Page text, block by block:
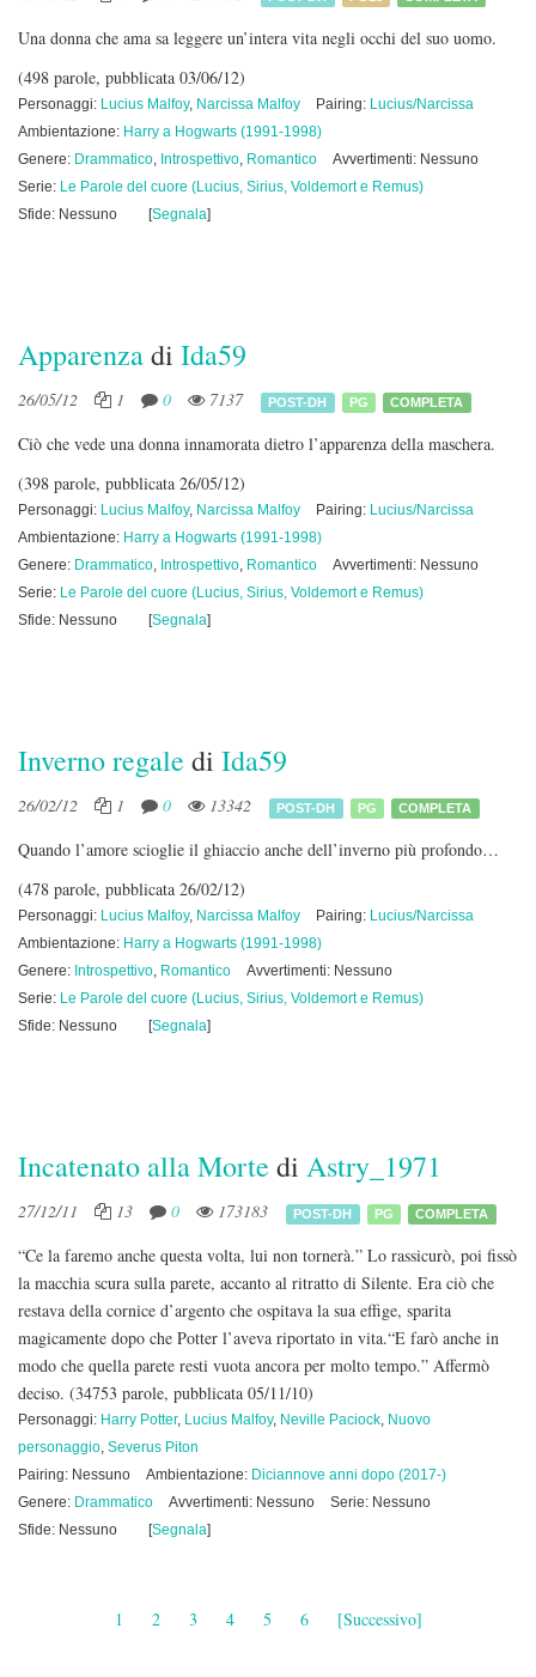
Una donna che ama sa leggere un’intera vita negli occhi del suo uomo.
(498 parole, pubblicata 03/06/12)
Personaggi: Lucius Malfoy, Narcissa Malfoy Pairing: Lucius/Narcissa
Ambientazione: Harry a Hogwarts (1991-1998)
Genere: Drammatico, Introspettivo, Romantico
Avvertimenti: Nessuno
Serie: Le Parole del cuore (Lucius, Sirius, Voldemort e Remus)
Sfide: Nessuno
[Segnala]
Apparenzadi Ida59
26/05/12 1 0 7137 POST-DH PG COMPLETA
Ciò che vede una donna innamorata dietro l’apparenza della maschera.
(398 parole, pubblicata 26/05/12)
Personaggi: Lucius Malfoy, Narcissa Malfoy Pairing: Lucius/Narcissa
Ambientazione: Harry a Hogwarts (1991-1998)
Genere: Drammatico, Introspettivo, Romantico
Avvertimenti: Nessuno
Serie: Le Parole del cuore (Lucius, Sirius, Voldemort e Remus)
Sfide: Nessuno
[Segnala]
Inverno regale di Ida59
26/02/12 1 0 13342 POST-DH PG COMPLETA
Quando l’amore scioglie il ghiaccio anche dell’inverno più profondo…
(478 parole, pubblicata 26/02/12)
Personaggi: Lucius Malfoy, Narcissa Malfoy Pairing: Lucius/Narcissa
Ambientazione: Harry a Hogwarts (1991-1998)
Genere: Introspettivo, Romantico
Avvertimenti: Nessuno
Serie: Le Parole del cuore (Lucius, Sirius, Voldemort e Remus)
Sfide: Nessuno
[Segnala]
Incatenato alla Morte di Astry_1971
27/12/11 13 0 173183 POST-DH PG COMPLETA
“Ce la faremo anche questa volta, lui non tornerà.” Lo rassicurò, poi fissò
la macchia scura sulla parete, accanto al ritratto di Silente. Era ciò che
restava della cornice d’argento che ospitava la sua effige, sparita
magicamente dopo che Potter l’aveva riportato in vita.“E farò anche in
modo che quella parete resti vuota ancora per molto tempo.” Affermò
deciso. (34753 parole, pubblicata 05/11/10)
Personaggi: Harry Potter, Lucius Malfoy, Neville Paciock, Nuovo
personaggio, Severus Piton
Pairing: Nessuno
Ambientazione: Diciannove anni dopo (2017-)
Genere: Drammatico Avvertimenti: Nessuno
Serie: Nessuno
Sfide: Nessuno
[Segnala]
1 2 3 4 5 6 [Successivo]